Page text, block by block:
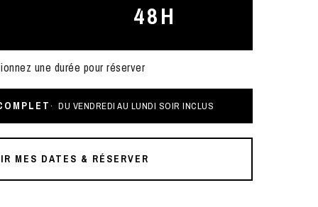
48H
une durée pour réserver
DU VENDREDI AU LUNDI SOIR INCLUS
MES DATES & RÉSERVER